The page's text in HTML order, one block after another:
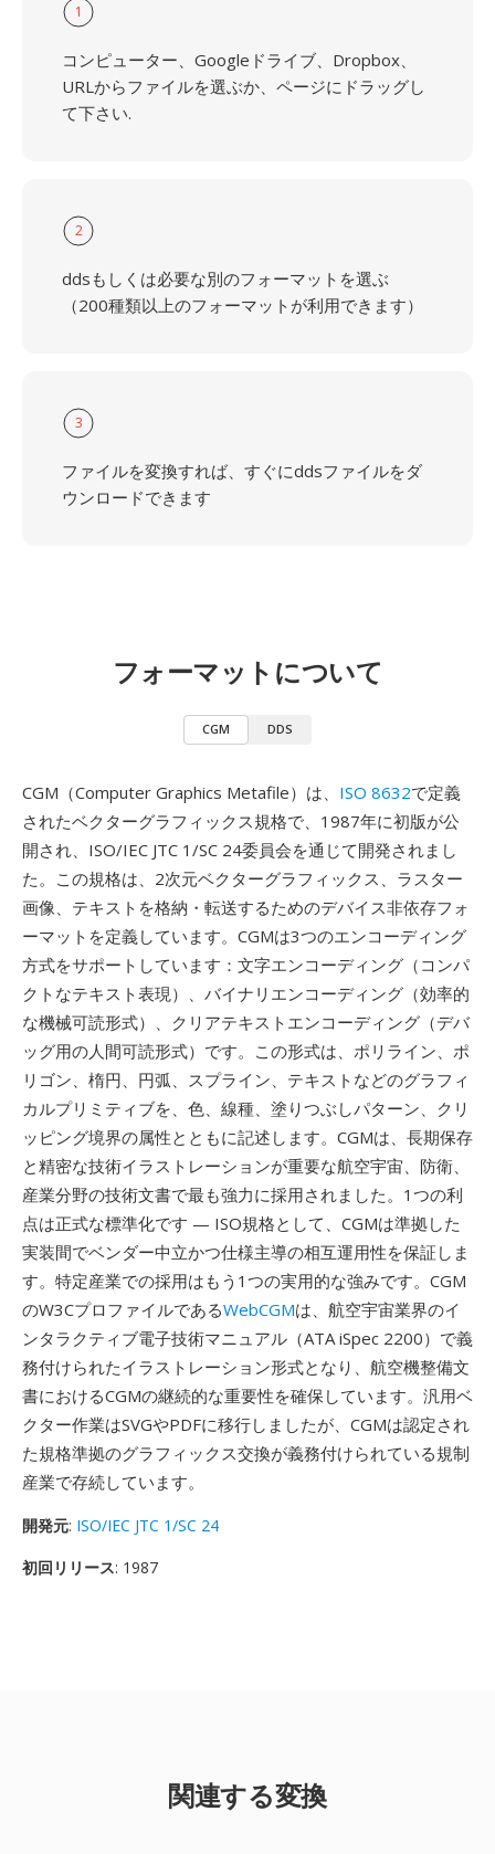
1
コンピューター、Googleドライブ、Dropbox、
URLからファイルを選ぶか、ページにドラッグし
て下さい.
2
ddsもしくは必要な別のフォーマットを選ぶ
（200種類以上のフォーマットが利用できます）
3
ファイルを変換すれば、すぐにddsファイルをダ
ウンロードできます
フォーマットについて
CGM DDS
CGM（Computer Graphics Metafile）は、 ISO 8632で定義
されたベクターグラフィックス規格で、1987年に初版が公
開され、ISO/IEC JTC 1/SC 24委員会を通じて開発されまし
た。この規格は、2次元ベクターグラフィックス、ラスター
画像、テキストを格納・転送するためのデバイス非依存フォ
ーマットを定義しています。CGMは3つのエンコーディング
方式をサポートしています：文字エンコーディング（コンパ
クトなテキスト表現）、バイナリエンコーディング（効率的
な機械可読形式）、クリアテキストエンコーディング（デバ
ッグ用の人間可読形式）です。この形式は、ポリライン、ポ
リゴン、楕円、円弧、スプライン、テキストなどのグラフィ
カルプリミティブを、色、線種、塗りつぶしパターン、クリ
ッピング境界の属性とともに記述します。CGMは、長期保存
と精密な技術イラストレーションが重要な航空宇宙、防衛、
産業分野の技術文書で最も強力に採用されました。1つの利
点は正式な標準化です — ISO規格として、CGMは準拠した
実装間でベンダー中立かつ仕様主導の相互運用性を保証しま
す。特定産業での採用はもう1つの実用的な強みです。CGM
のW3CプロファイルであるWebCGMは、航空宇宙業界のイ
ンタラクティブ電子技術マニュアル（ATA iSpec 2200）で義
務付けられたイラストレーション形式となり、航空機整備文
書におけるCGMの継続的な重要性を確保しています。汎用ベ
クター作業はSVGやPDFに移行しましたが、CGMは認定され
た規格準拠のグラフィックス交換が義務付けられている規制
産業で存続しています。
開発元: ISO/IEC JTC 1/SC 24
初回リリース: 1987
関連する変換